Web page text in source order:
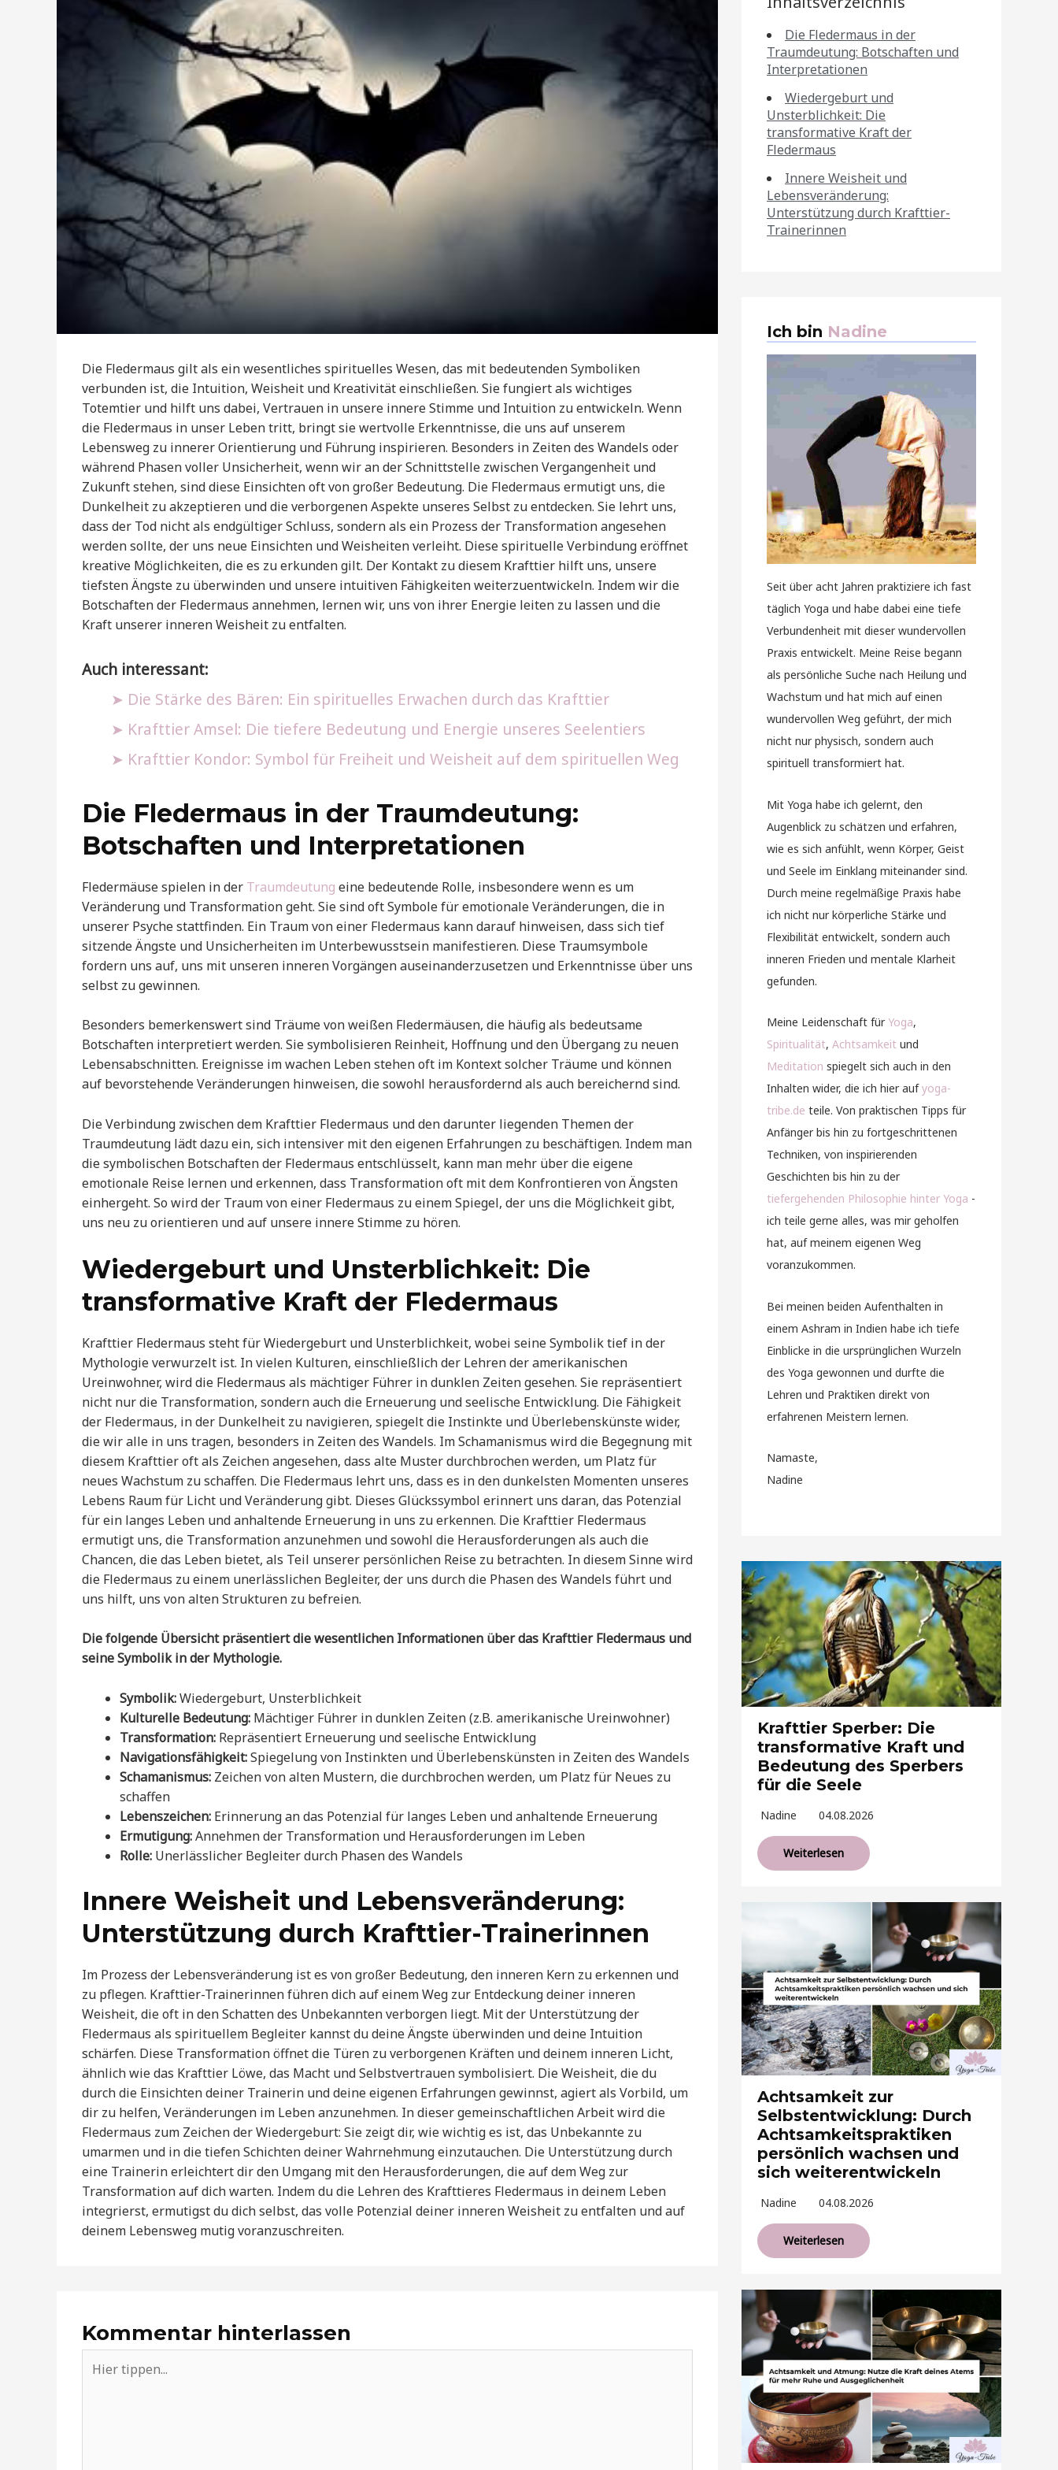
Die Fledermaus gilt als ein wesentliches spirituelles Wesen, das mit bedeutenden Symboliken
verbunden ist, die Intuition, Weisheit und Kreativität einschließen. Sie fungiert als wichtiges
Totemtier und hilft uns dabei, Vertrauen in unsere innere Stimme und Intuition zu entwickeln. Wenn
die Fledermaus in unser Leben tritt, bringt sie wertvolle Erkenntnisse, die uns auf unserem
Lebensweg zu innerer Orientierung und Führung inspirieren. Besonders in Zeiten des Wandels oder
während Phasen voller Unsicherheit, wenn wir an der Schnittstelle zwischen Vergangenheit und
Zukunft stehen, sind diese Einsichten oft von großer Bedeutung. Die Fledermaus ermutigt uns, die
Dunkelheit zu akzeptieren und die verborgenen Aspekte unseres Selbst zu entdecken. Sie lehrt uns,
dass der Tod nicht als endgültiger Schluss, sondern als ein Prozess der Transformation angesehen
werden sollte, der uns neue Einsichten und Weisheiten verleiht. Diese spirituelle Verbindung eröffnet
kreative Möglichkeiten, die es zu erkunden gilt. Der Kontakt zu diesem Krafttier hilft uns, unsere
tiefsten Ängste zu überwinden und unsere intuitiven Fähigkeiten weiterzuentwickeln. Indem wir die
Botschaften der Fledermaus annehmen, lernen wir, uns von ihrer Energie leiten zu lassen und die
Kraft unserer inneren Weisheit zu entfalten.
Auch interessant:
Die Stärke des Bären: Ein spirituelles Erwachen durch das Krafttier
Krafttier Amsel: Die tiefere Bedeutung und Energie unseres Seelentiers
Krafttier Kondor: Symbol für Freiheit und Weisheit auf dem spirituellen Weg
Die Fledermaus in der Traumdeutung:
Botschaften und Interpretationen
Fledermäuse spielen in der Traumdeutung eine bedeutende Rolle, insbesondere wenn es um
Veränderung und Transformation geht. Sie sind oft Symbole für emotionale Veränderungen, die in
unserer Psyche stattfinden. Ein Traum von einer Fledermaus kann darauf hinweisen, dass sich tief
sitzende Ängste und Unsicherheiten im Unterbewusstsein manifestieren. Diese Traumsymbole
fordern uns auf, uns mit unseren inneren Vorgängen auseinanderzusetzen und Erkenntnisse über uns
selbst zu gewinnen.
Besonders bemerkenswert sind Träume von weißen Fledermäusen, die häufig als bedeutsame
Botschaften interpretiert werden. Sie symbolisieren Reinheit, Hoffnung und den Übergang zu neuen
Lebensabschnitten. Ereignisse im wachen Leben stehen oft im Kontext solcher Träume und können
auf bevorstehende Veränderungen hinweisen, die sowohl herausfordernd als auch bereichernd sind.
Die Verbindung zwischen dem Krafttier Fledermaus und den darunter liegenden Themen der
Traumdeutung lädt dazu ein, sich intensiver mit den eigenen Erfahrungen zu beschäftigen. Indem man
die symbolischen Botschaften der Fledermaus entschlüsselt, kann man mehr über die eigene
emotionale Reise lernen und erkennen, dass Transformation oft mit dem Konfrontieren von Ängsten
einhergeht. So wird der Traum von einer Fledermaus zu einem Spiegel, der uns die Möglichkeit gibt,
uns neu zu orientieren und auf unsere innere Stimme zu hören.
Wiedergeburt und Unsterblichkeit: Die
transformative Kraft der Fledermaus
Krafttier Fledermaus steht für Wiedergeburt und Unsterblichkeit, wobei seine Symbolik tief in der
Mythologie verwurzelt ist. In vielen Kulturen, einschließlich der Lehren der amerikanischen
Ureinwohner, wird die Fledermaus als mächtiger Führer in dunklen Zeiten gesehen. Sie repräsentiert
nicht nur die Transformation, sondern auch die Erneuerung und seelische Entwicklung. Die Fähigkeit
der Fledermaus, in der Dunkelheit zu navigieren, spiegelt die Instinkte und Überlebenskünste wider,
die wir alle in uns tragen, besonders in Zeiten des Wandels. Im Schamanismus wird die Begegnung mit
diesem Krafttier oft als Zeichen angesehen, dass alte Muster durchbrochen werden, um Platz für
neues Wachstum zu schaffen. Die Fledermaus lehrt uns, dass es in den dunkelsten Momenten unseres
Lebens Raum für Licht und Veränderung gibt. Dieses Glückssymbol erinnert uns daran, das Potenzial
für ein langes Leben und anhaltende Erneuerung in uns zu erkennen. Die Krafttier Fledermaus
ermutigt uns, die Transformation anzunehmen und sowohl die Herausforderungen als auch die
Chancen, die das Leben bietet, als Teil unserer persönlichen Reise zu betrachten. In diesem Sinne wird
die Fledermaus zu einem unerlässlichen Begleiter, der uns durch die Phasen des Wandels führt und
uns hilft, uns von alten Strukturen zu befreien.
Die folgende Übersicht präsentiert die wesentlichen Informationen über das Krafttier Fledermaus und
seine Symbolik in der Mythologie.
Symbolik:Wiedergeburt, Unsterblichkeit
Kulturelle Bedeutung: Mächtiger Führer in dunklen Zeiten (z.B. amerikanische Ureinwohner)
Transformation: Repräsentiert Erneuerung und seelische Entwicklung
Navigationsfähigkeit:Spiegelung von Instinkten und Überlebenskünsten in Zeiten des Wandels
Schamanismus: Zeichen von alten Mustern, die durchbrochen werden, um Platz für Neues zu
schaffen
Lebenszeichen: Erinnerung an das Potenzial für langes Leben und anhaltende Erneuerung
Ermutigung:Annehmen der Transformation und Herausforderungen im Leben
Rolle: Unerlässlicher Begleiter durch Phasen des Wandels
Innere Weisheit und Lebensveränderung:
Unterstützung durch Krafttier-Trainerinnen
Im Prozess der Lebensveränderung ist es von großer Bedeutung, den inneren Kern zu erkennen und
zu pflegen. Krafttier-Trainerinnen führen dich auf einem Weg zur Entdeckung deiner inneren
Weisheit, die oft in den Schatten des Unbekannten verborgen liegt. Mit der Unterstützung der
Fledermaus als spirituellem Begleiter kannst du deine Ängste überwinden und deine Intuition
schärfen. Diese Transformation öffnet die Türen zu verborgenen Kräften und deinem inneren Licht,
ähnlich wie das Krafttier Löwe, das Macht und Selbstvertrauen symbolisiert. Die Weisheit, die du
durch die Einsichten deiner Trainerin und deine eigenen Erfahrungen gewinnst, agiert als Vorbild, um
dir zu helfen, Veränderungen im Leben anzunehmen. In dieser gemeinschaftlichen Arbeit wird die
Fledermaus zum Zeichen der Wiedergeburt: Sie zeigt dir, wie wichtig es ist, das Unbekannte zu
umarmen und in die tiefen Schichten deiner Wahrnehmung einzutauchen. Die Unterstützung durch
eine Trainerin erleichtert dir den Umgang mit den Herausforderungen, die auf dem Weg zur
Transformation auf dich warten. Indem du die Lehren des Krafttieres Fledermaus in deinem Leben
integrierst, ermutigst du dich selbst, das volle Potenzial deiner inneren Weisheit zu entfalten und auf
deinem Lebensweg mutig voranzuschreiten.
Kommentar hinterlassen
tippen...
Die Fledermaus in der
Traumdeutung: Botschaften und
Interpretationen
Wiedergeburt und
Unsterblichkeit: Die
transformative Kraft der
Fledermaus
Innere Weisheit und
Lebensveränderung:
Unterstützung durch Krafttier-
Trainerinnen
Ich bin Nadine
Seit über acht Jahren praktiziere ich fast
täglich Yoga und habe dabei eine tiefe
Verbundenheit mit dieser wundervollen
Praxis entwickelt. Meine Reise begann
als persönliche Suche nach Heilung und
Wachstum und hat mich auf einen
wundervollen Weg geführt, der mich
nicht nur physisch, sondern auch
spirituell transformiert hat.
Mit Yoga habe ich gelernt, den
Augenblick zu schätzen und erfahren,
wie es sich anfühlt, wenn Körper, Geist
und Seele im Einklang miteinander sind.
Durch meine regelmäßige Praxis habe
ich nicht nur körperliche Stärke und
Flexibilität entwickelt, sondern auch
inneren Frieden und mentale Klarheit
gefunden.
Meine Leidenschaft für Yoga,
Spiritualität, Achtsamkeit und
Meditation spiegelt sich auch in den
Inhalten wider, die ich hier aufyoga-
tribe.de teile. Von praktischen Tipps für
Anfänger bis hin zu fortgeschrittenen
Techniken, von inspirierenden
Geschichten bis hin zu der
tiefergehenden Philosophie hinter Yoga -
ich teile gerne alles, was mir geholfen
hat, auf meinem eigenen Weg
voranzukommen.
Bei meinen beiden Aufenthalten in
einem Ashram in Indien habe ich tiefe
Einblicke in die ursprünglichen Wurzeln
des Yoga gewonnen und durfte die
Lehren und Praktiken direkt von
erfahrenen Meistern lernen.
Namaste,
Nadine
Krafttier Sperber: Die
transformative Kraft und
Bedeutung des Sperbers
für die Seele
Nadine 04.08.2026
Weiterlesen
Achtsamkeit zur
Selbstentwicklung: Durch
Achtsamkeitspraktiken
persönlich wachsen und
sich weiterentwickeln
Nadine 04.08.2026
Weiterlesen